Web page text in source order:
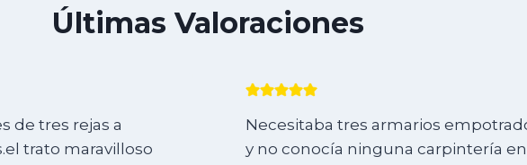
Últimas Valoraciones
de tres rejas a
trato maravilloso
Necesitaba tres armarios
y no conocía ninguna carpintería